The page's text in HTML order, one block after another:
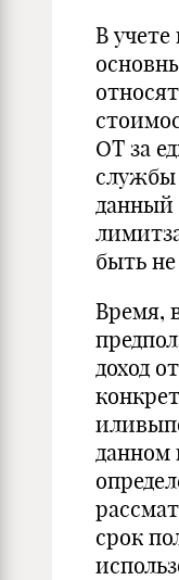
В учете
ОТ за
службы
данный
быть
Время,
доход
данном
срок